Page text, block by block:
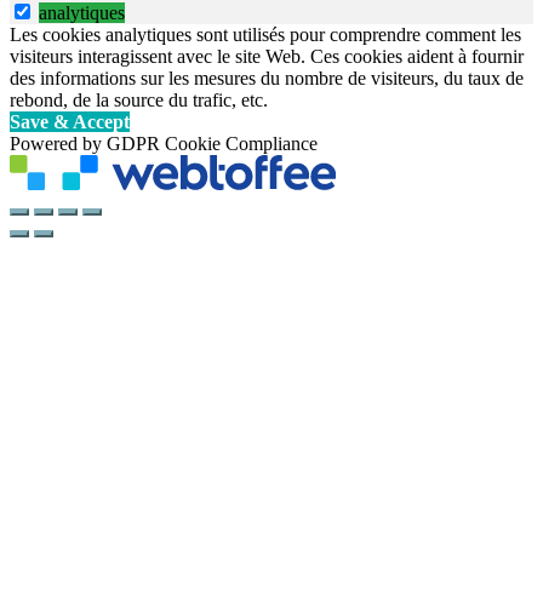
analytiques
Les cookies analytiques sont utilisés pour comprendre comment les
visiteurs interagissent avec le site Web. Ces cookies aident à fournir
des informations sur les mesures du nombre de visiteurs, du taux de
rebond, de la source du trafic, etc.
Save & Accept
Powered by GDPR Cookie Compliance